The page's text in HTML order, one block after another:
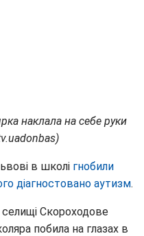
наклала на себе руки
в школі гнобили
діагностовано аутизм.
Скороходове
побила на глазах в